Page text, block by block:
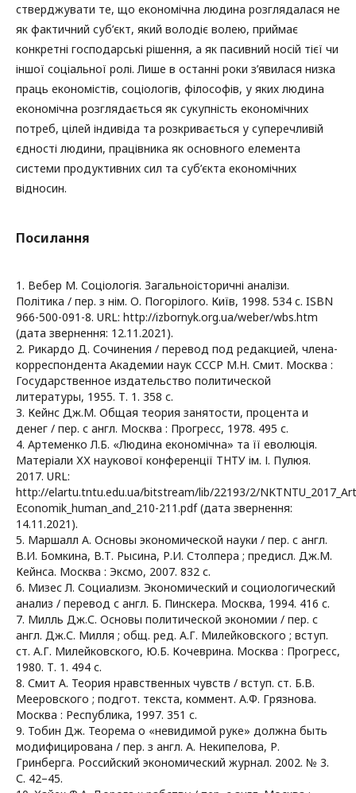
стверджувати те, що економічна людина розглядалася не
як фактичний суб’єкт, який володіє волею, приймає
конкретні господарські рішення, а як пасивний носій тієї чи
іншої соціальної ролі. Лише в останні роки з’явилася низка
праць економістів, соціологів, філософів, у яких людина
економічна розглядається як сукупність економічних
потреб, цілей індивіда та розкривається у суперечливій
єдності людини, працівника як основного елемента
системи продуктивних сил та суб’єкта економічних
відносин.
Посилання
1. Вебер М. Соціологія. Загальноісторичні аналізи.
Політика / пер. з нім. О. Погорілого. Київ, 1998. 534 с. ISBN
966-500-091-8. URL: http://izbornyk.org.ua/weber/wbs.htm
(дата звернення: 12.11.2021).
2. Рикардо Д. Сочинения / перевод под редакцией, члена-
корреспондента Академии наук СССР М.Н. Смит. Москва :
Государственное издательство политической
литературы, 1955. Т. 1. 358 с.
3. Кейнс Дж.М. Общая теория занятости, процента и
денег / пер. с англ. Москва : Прогресс, 1978. 495 с.
4. Артеменко Л.Б. «Людина економічна» та її еволюція.
Матеріали ХХ наукової конференції ТНТУ ім. І. Пулюя.
2017. URL:
http://elartu.tntu.edu.ua/bitstream/lib/22193/2/
Economik_human_and_210-211.pdf (дата звернення:
14.11.2021).
5. Маршалл А. Основы экономической науки / пер. с англ.
В.И. Бомкина, В.Т. Рысина, Р.И. Столпера ; предисл. Дж.М.
Кейнса. Москва : Эксмо, 2007. 832 с.
6. Мизес Л. Социализм. Экономический и социологический
анализ / перевод с англ. Б. Пинскера. Москва, 1994. 416 c.
7. Милль Дж.С. Основы политической экономии / пер. с
англ. Дж.С. Милля ; общ. ред. А.Г. Милейковского ; вступ.
ст. А.Г. Милейковского, Ю.Б. Кочеврина. Москва : Прогресс,
1980. Т. 1. 494 с.
8. Смит А. Теория нравственных чувств / вступ. ст. Б.В.
Мееровского ; подгот. текста, коммент. А.Ф. Грязнова.
Москва : Республика, 1997. 351 с.
9. Тобин Дж. Теорема о «невидимой руке» должна быть
модифицирована / пер. з англ. А. Некипелова, Р.
Гринберга. Российский экономический журнал. 2002. № 3.
С. 42–45.